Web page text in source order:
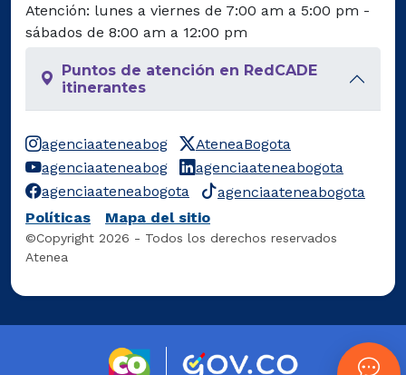
Atención: lunes a viernes de 7:00 am a 5:00 pm -
sábados de 8:00 am a 12:00 pm
Puntos de atención en RedCADE
itinerantes
agenciaateneabog
AteneaBogota
agenciaateneabog
agenciaateneabogota
agenciaateneabogota
agenciaateneabogota
Políticas
Mapa del sitio
©Copyright 2026 - Todos los derechos reservados
Atenea
Logo marca Colombia Logo